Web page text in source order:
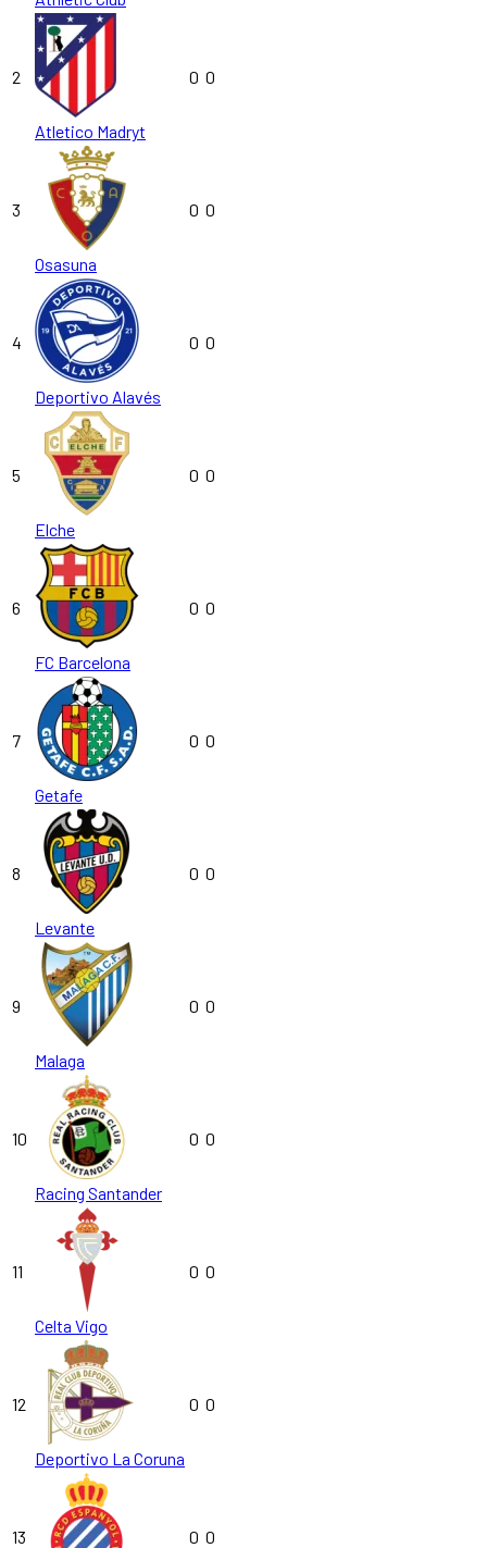
2
Atletico Madryt
0 0
3
Osasuna
0 0
4
Deportivo Alavés
0 0
5
Elche
0 0
6
FC Barcelona
0 0
7
Getafe
0 0
8
Levante
0 0
9
Malaga
0 0
10
Racing Santander
0 0
11
Celta Vigo
0 0
12
Deportivo La Coruna
0 0
13 0 0